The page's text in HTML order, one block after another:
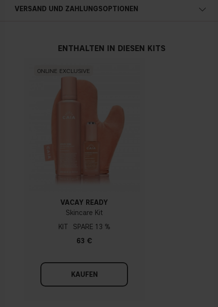
• 30 ml 1 fl. oz.
Zellregeneration bei Sonnenschäden.
VERSAND UND ZAHLUNGSOPTIONEN
ENTHALTEN IN DIESEN KITS
ONLINE EXCLUSIVE
VACAY READY
Skincare Kit
KIT
13 %
63 €
KAUFEN